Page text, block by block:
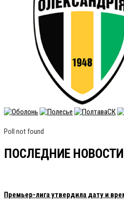
Poll not found
ПОСЛЕДНИЕ НОВОСТИ
Премьер-лига утвердила дату и